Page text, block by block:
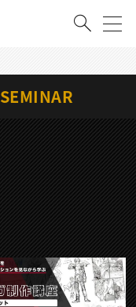
会員登録
SEMINAR